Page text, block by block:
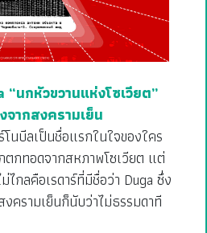
“นกหัวขวานแห่งโซเวียต”
ากสงครามเย็น
นบีลเป็นชื่อแรกในใจของใคร
กทอดจากสหภาพโซเวียต แต่
ไกลคือเรดาร์ที่มีชื่อว่า Duga ซึ่ง
ครามเย็นก็นับว่าไม่ธรรมดาที